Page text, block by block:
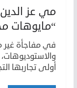
مي عز
“مايوهات
في مفاجأة غير
أولى تجاربها